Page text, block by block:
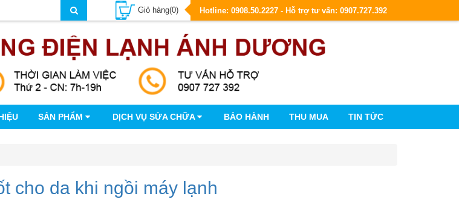
Giỏ hàng(0) Hotline: 0908.50.2227 - Hỗ trợ tư vấn: 0907.727.392
SẢN PHẨM DỊCH VỤ SỬA CHỮA BẢO HÀNH THU MUA TIN TỨC
cho da khi ngồi máy lạnh